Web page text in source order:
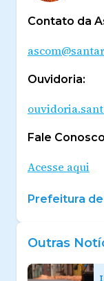
Contato da
Ouvidoria:
Fale
Acesse aqui
Prefeitura
Outras